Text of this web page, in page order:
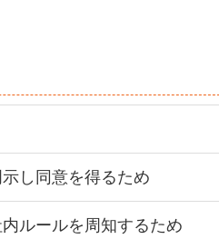
し同意を得るため
ルールを周知するため